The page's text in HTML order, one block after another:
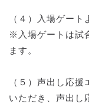
（４）入場ゲート
※入場ゲートは試
ます。
（５）声出し応
いただき、声出し